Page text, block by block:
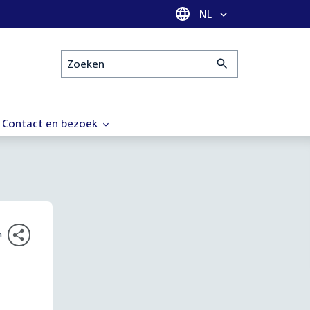
Taal selectie
NL
Zoeken
Contact en bezoek